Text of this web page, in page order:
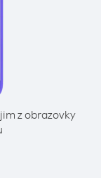
z obrazovky